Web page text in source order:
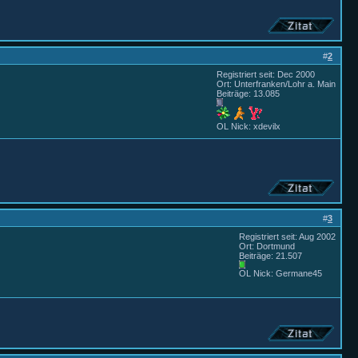
#2
Registriert seit: Dec 2000
Ort: Unterfranken/Lohr a. Main
Beiträge: 13.085
OL Nick: xdevilx
#3
Registriert seit: Aug 2002
Ort: Dortmund
Beiträge: 21.507
OL Nick: Germane45